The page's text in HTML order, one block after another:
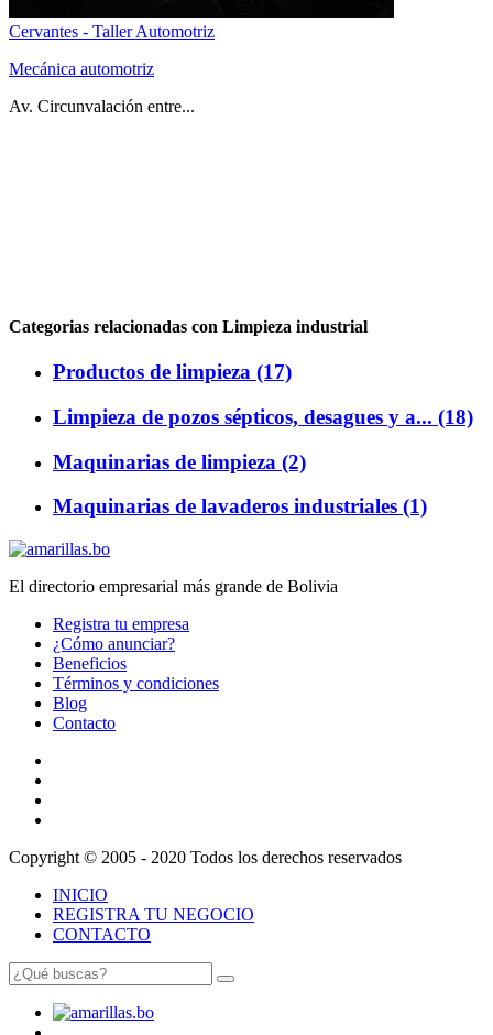
Cervantes - Taller Automotriz
Mecánica automotriz
Av. Circunvalación entre...
Categorias relacionadas con Limpieza industrial
Productos de limpieza (17)
Limpieza de pozos sépticos, desagues y a... (18)
Maquinarias de limpieza (2)
Maquinarias de lavaderos industriales (1)
El directorio empresarial más grande de Bolivia
Registra tu empresa
¿Cómo anunciar?
Beneficios
Términos y condiciones
Blog
Contacto
Copyright © 2005 - 2020 Todos los derechos reservados
INICIO
REGISTRA TU NEGOCIO
CONTACTO